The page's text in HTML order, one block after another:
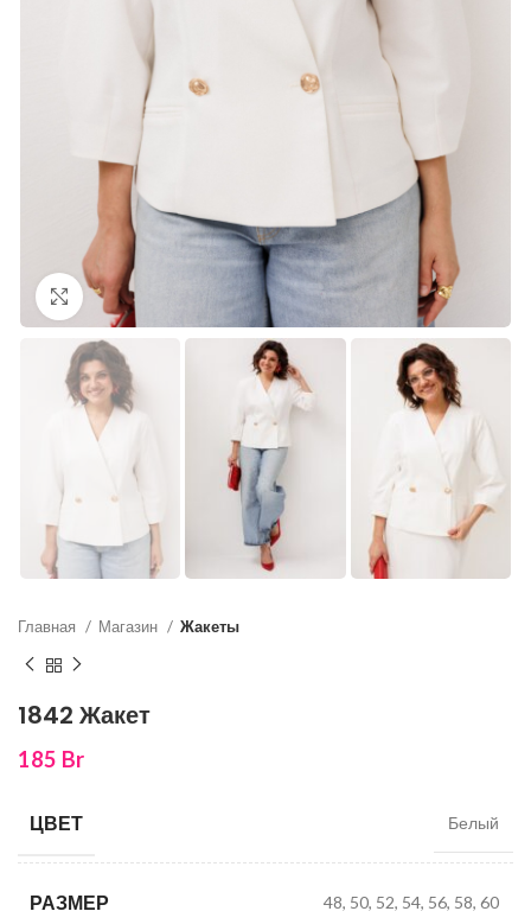
Нажмите, чтобы увеличить изображение
Главная Магазин Жакеты
1842 Жакет
185 Br
ЦВЕТ Белый
РАЗМЕР 48, 50, 52, 54, 56, 58, 60